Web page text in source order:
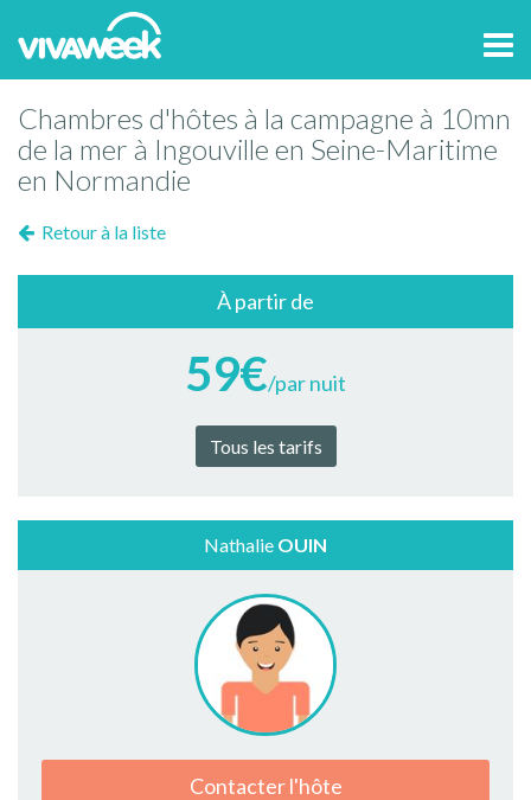
Chambres d'hôtes à la campagne à 10mn
de la mer à Ingouville en Seine-Maritime
en Normandie
Retour à la liste
À partir de
59€/par nuit
Tous les tarifs
Nathalie OUIN
Contacter l'hôte